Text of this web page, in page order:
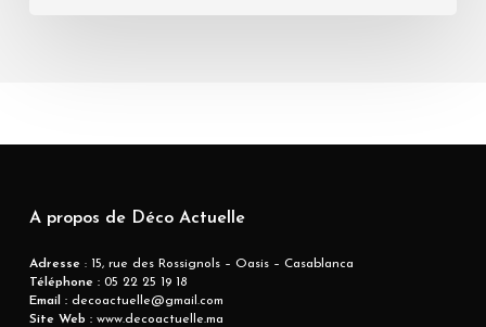
A propos de Déco Actuelle
Adresse : 15, rue des Rossignols – Oasis – Casablanca
Téléphone :05 22 25 19 18
Email :decoactuelle@gmail.com
Site Web :www.decoactuelle.ma